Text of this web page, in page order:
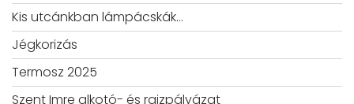
Kis utcánkban lámpácskák…
Jégkorizás
Termosz 2025
Szent Imre alkotó- és rajzpályázat